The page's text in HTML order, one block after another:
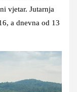
vjetar. Jutarnja
a dnevna od 13